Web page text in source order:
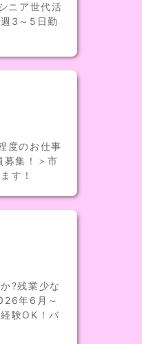
ニア世代活
3～5日勤
度のお仕事
集！＞市
す！
?残業少な
年6月～
験OK！バ